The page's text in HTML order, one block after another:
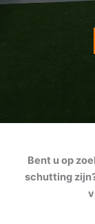
Bent u op
schutting